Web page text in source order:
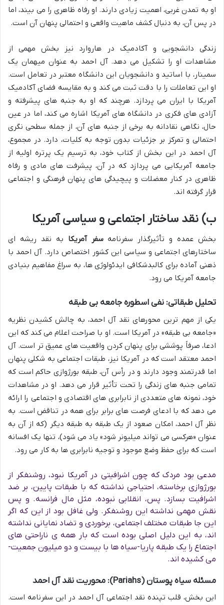
او به تمدن غربی، اهمیت زیادی دارند. او رفاه ظاهری را می بیند، اما
در پس آن، به دنبال کشف ماهیت واقعی و احتمالی پنهان آن است.
زندگی دانشجویی و آکادمیک در هاروارد نیز بخش مهمی از
مشاهدات او را تشکیل می دهد. آل احمد به عنوان میهمان یک
سمینار، با اساتید و دانشجویان این دانشگاه معتبر در تعامل است.
او این تعاملات را با دقت ثبت می کند و به مقایسه فضای آکادمیک
آمریکا با ایران می پردازد. هرچند که او به جنبه های پیشرفته و
آزادی های فکری در دانشگاه های آمریکا اشاره می کند، اما در عین
حال، نگاهی نقادانه به برخی از جنبه های آن، از جمله سطحی نگری
احتمالی و تمرکز بر جزئیات بدون توجه به کلیات، دارد. در مجموع،
آل احمد در این بخش از کتاب خود، به ترسیم یک پرتره اولیه از
جامعه آمریکایی می پردازد که در آن، پیشرفت های مادی و رفاه
ظاهری در کنار معضلات و پیچیدگی های پنهان فرهنگی و اجتماعی
قرار گرفته اند.
ب) نقد ساختار اجتماعی و سیاسی آمریکا
بخش عمده و تأثیرگذار سفرنامهسفر آمریکا به نقد ریشه ای
ساختارهای اجتماعی و سیاسی این کشور اختصاص دارد. آل احمد با
ذهنی آماده برای کالبدشکافی ایدئولوژی ها، به سراغ مفاهیم بنیادی
جامعه آمریکا می رود.
تحلیل طبقاتی: نفی اسطوره جامعه بی طبقه
یکی از مهم ترین محورهای نقد آل احمد، به چالش کشیدن نظریه
«جامعه بی طبقه» در آمریکا است. او با صراحت اعلام می کند که این
ادعا، صرفاً پوششی برای پنهان کردن واقعیت های عمیق تر است. آل
احمد معتقد است که در آمریکا نیز، طبقات اجتماعی به شکلی پنهان
اما قدرتمند وجود دارند و در رأس آن، طبقه بورژوازی حاکم است که
تمامی جنبه های زندگی را تحت تأثیر قرار می دهد. او در مشاهدات
خود، نمونه های متعددی از نابرابری های اقتصادی و اجتماعی را ارائه
می دهد که با ادعای فرصت های برابر برای همه در تناقض است. به
نظر آل احمد، امکان صعود از یک طبقه به طبقه دیگر (که از آن به
عنوان «هرکسی می تواند میلیونر شود» یاد می شود)، تنها یک افسانه
است که برای حفظ وضع موجود و توجیه نابرابری ها به کار می رود.
مدعی بود مردک که چون اشرافیتی در آمریکا نبود، روشنفکر از
بورژوازی برخاسته، احتیاجی نداشته که با طبقات پایین، بر ضد
اشرافیت بسازد. پس، انقلابی نبوده، مثل مال فرانسه. و پس
نقش مهمی نداشته این روشنفکر. ولی غافل بود از این که اگر
این جا طبقات مختلف اجتماعی، برخوردی و تضاد نمایانی نداشته
اند، به این دلیل اصلی بوده است که بار همه ی ناراحتی های
اجتماع را یک طبقه پاریا-سیاه ها با بیست و دو میلیون جمعیت-
می کشیده اند.
مسئله سیاه پوستان (Pariahs): محوریت نقد آل احمد
این بخش، قلب تپنده نقد اجتماعی آل احمد در این سفرنامه است.